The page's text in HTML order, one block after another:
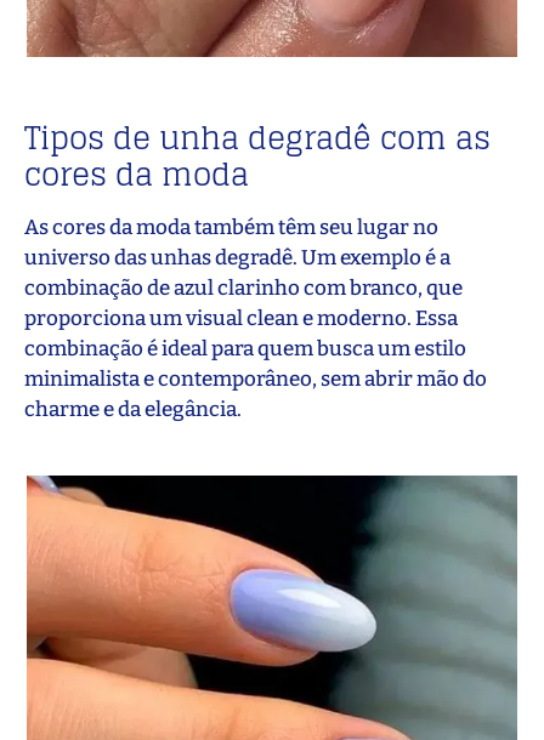
Tipos de unha degradê com as
cores da moda
As cores da moda também têm seu lugar no
universo das unhas degradê. Um exemplo é a
combinação de azul clarinho com branco, que
proporciona um visual clean e moderno. Essa
combinação é ideal para quem busca um estilo
minimalista e contemporâneo, sem abrir mão do
charme e da elegância.